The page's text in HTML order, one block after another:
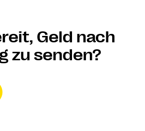
Geld nach
zu senden?